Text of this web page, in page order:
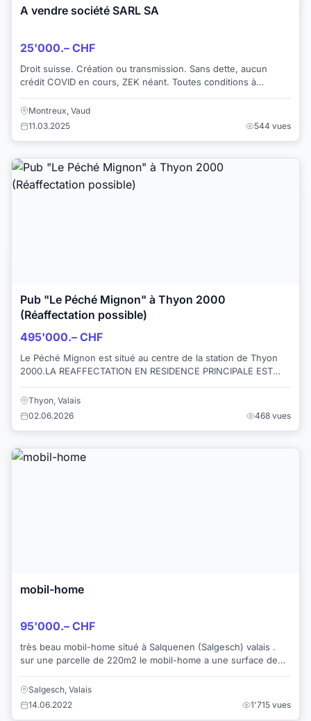
A vendre société SARL SA
25'000.– CHF
Droit suisse. Création ou transmission. Sans dette, aucun
crédit COVID en cours, ZEK néant. Toutes conditions à
Montreux, Vaud
11.03.2025
544 vues
Pub "Le Péché Mignon" à Thyon 2000
(Réaffectation possible)
495'000.– CHF
Le Péché Mignon est situé au centre de la station de Thyon
2000.LA REAFFECTATION EN RESIDENCE PRINCIPALE EST
Thyon, Valais
02.06.2026
468 vues
mobil-home
95'000.– CHF
très beau mobil-home situé à Salquenen (Salgesch) valais .
sur une parcelle de 220m2 le mobil-home a une surface de
77m2 3 chambres 1 salle...
Salgesch, Valais
14.06.2022
1'715 vues